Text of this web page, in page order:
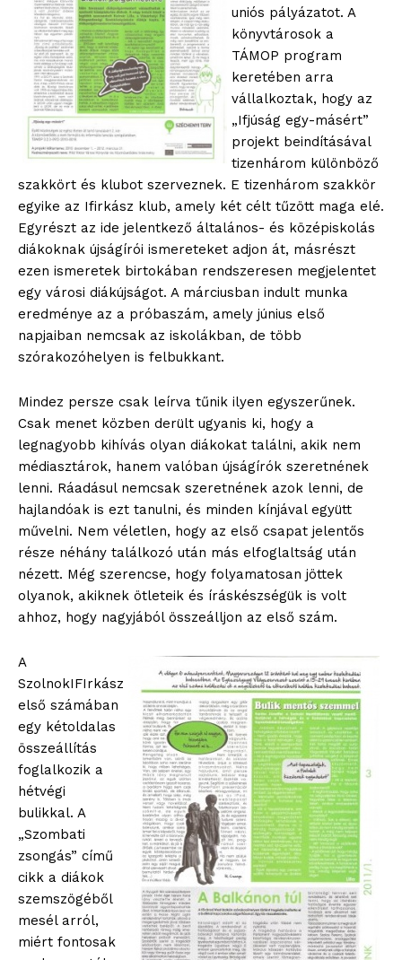
uniós pályázatot. A
könyvtárosok a
TÁMOP program
keretében arra
vállalkoztak, hogy az
„Ifjúság egy-másért”
projekt beindításával
tizenhárom különböző
szakkört és klubot szerveznek. E tizenhárom szakkör
egyike az Ifirkász klub, amely két célt tűzött maga elé.
Egyrészt az ide jelentkező általános- és középiskolás
diákoknak újságírói ismereteket adjon át, másrészt
ezen ismeretek birtokában rendszeresen megjelentet
egy városi diákújságot. A márciusban indult munka
eredménye az a próbaszám, amely június első
napjaiban nemcsak az iskolákban, de több
szórakozóhelyen is felbukkant.
Mindez persze csak leírva tűnik ilyen egyszerűnek.
Csak menet közben derült ugyanis ki, hogy a
legnagyobb kihívás olyan diákokat találni, akik nem
médiasztárok, hanem valóban újságírók szeretnének
lenni. Ráadásul nemcsak szeretnének azok lenni, de
hajlandóak is ezt tanulni, és minden kínjával együtt
művelni. Nem véletlen, hogy az első csapat jelentős
része néhány találkozó után más elfoglaltság után
nézett. Még szerencse, hogy folyamatosan jöttek
olyanok, akiknek ötleteik és íráskészségük is volt
ahhoz, hogy nagyjából összeálljon az első szám.
A
SzolnokIFIrkász
első számában
egy kétoldalas
összeállítás
foglalkozik a
hétvégi
bulikkal. A
„Szombati
zsongás” című
cikk a diákok
szemszögéből
mesél arról,
miért fontosak